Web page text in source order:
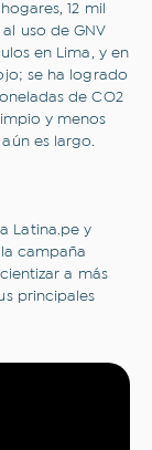
12 mil
uso de GNV
en Lima, y en
se ha logrado
de CO2
y menos
es largo.
Latina.pe y
campaña
a más
principales